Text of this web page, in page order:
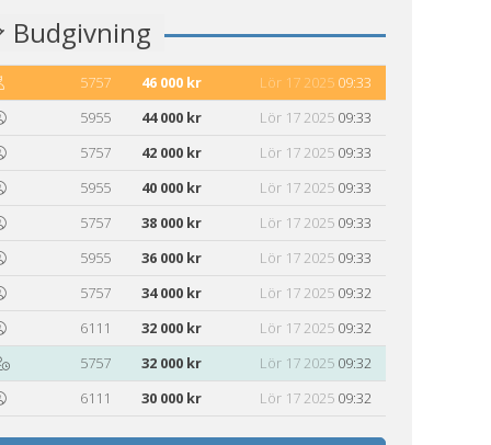
Budgivning
5757 46 000 kr Lör 17 2025 09:33
5955
44 000 kr Lör 17 2025 09:33
5757
42 000 kr Lör 17 2025 09:33
5955
40 000 kr Lör 17 2025 09:33
5757
38 000 kr Lör 17 2025 09:33
5955
36 000 kr Lör 17 2025 09:33
5757
34 000 kr Lör 17 2025 09:32
6111
32 000 kr Lör 17 2025 09:32
5757
32 000 kr Lör 17 2025 09:32
6111
30 000 kr Lör 17 2025 09:32